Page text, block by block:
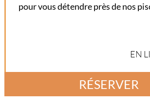
pour vous détendre près de nos
EN
RÉSERVER